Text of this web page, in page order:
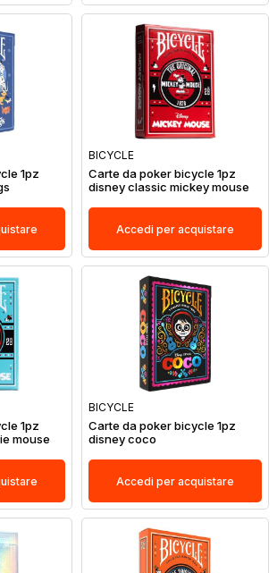
1pz
BICYCLE
Carte da poker bicycle 1pz
disney classic mickey mouse
Accedi per acquistare
1pz
mouse
BICYCLE
Carte da poker bicycle 1pz
disney coco
Accedi per acquistare